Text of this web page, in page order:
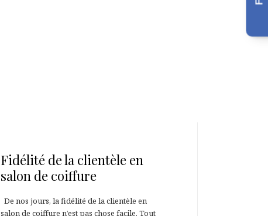
Fidélité de la clientèle en
salon de coiffure
De nos jours, la fidélité de la clientèle en
salon de coiffure n’est pas chose facile. Tout